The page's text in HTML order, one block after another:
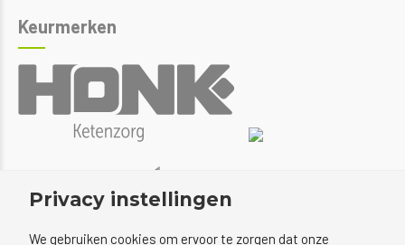
Keurmerken
Privacy instellingen
We gebruiken cookies om ervoor te zorgen dat onze